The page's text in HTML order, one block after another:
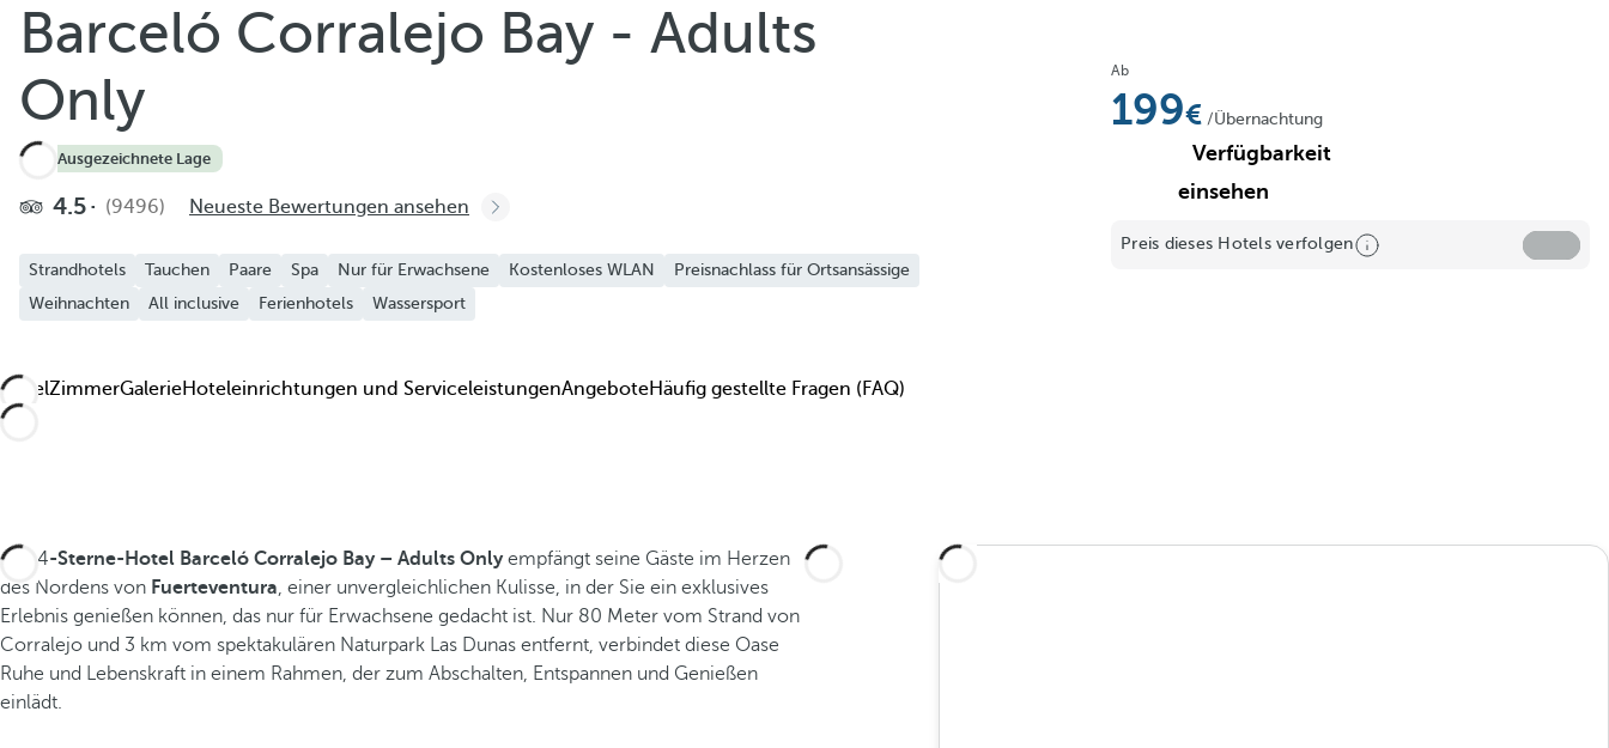
Zu Favoriten hinzufügen
Ab
199 /Übernachtung
Verfügbarkeit
einsehen
Preis dieses Hotels verfolgen
Barceló Corralejo Bay - Adults
Only
Ausgezeichnete Lage
4.5 (9496) Neueste Bewertungen ansehen
Strandhotels Tauchen Paare Spa Nur für Erwachsene Kostenloses WLAN
Preisnachlass für Ortsansässige
Weihnachten
All inclusive Ferienhotels Wassersport
HotelZimmerGalerieHoteleinrichtungen und ServiceleistungenAngeboteHäufig gestellte Fragen (FAQ)
Das 4-Sterne-Hotel Barceló Corralejo Bay – Adults Onlyempfängt seine Gäste im Herzen
des Nordens von Fuerteventura, einer unvergleichlichen Kulisse, in der Sie ein exklusives
Erlebnis genießen können, das nur für Erwachsene gedacht ist. Nur 80 Meter vom Strand von
Corralejo und 3 km vom spektakulären Naturpark Las Dunas entfernt, verbindet diese Oase
Ruhe und Lebenskraft in einem Rahmen, der zum Abschalten, Entspannen und Genießen
einlädt.